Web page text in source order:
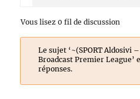
Vous lisez 0 fil de discussion
Le sujet ‘~(SPORT Aldosivi
Broadcast Premier League’
réponses.